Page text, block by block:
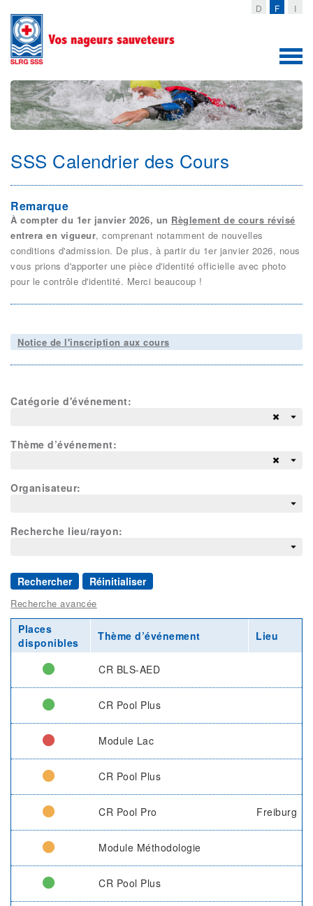
D F I
SSS Calendrier des Cours
Remarque
À compter du 1er janvier 2026, un Règlement de cours révisé
entrera en vigueur, comprenant notamment de nouvelles
conditions d'admission. De plus, à partir du 1er janvier 2026, nous
vous prions d'apporter une pièce d'identité officielle avec photo
pour le contrôle d'identité. Merci beaucoup !
Notice de l'inscription aux cours
Catégorie d'événement:
Thème d’événement:
Organisateur:
Recherche lieu/rayon:
Rechercher Réinitialiser
Recherche avancée
Places
disponibles
Thème d’événement Lieu
CR BLS-AED
CR Pool Plus
Module Lac
CR Pool Plus
CR Pool Pro Freiburg
Module Méthodologie
CR Pool Plus